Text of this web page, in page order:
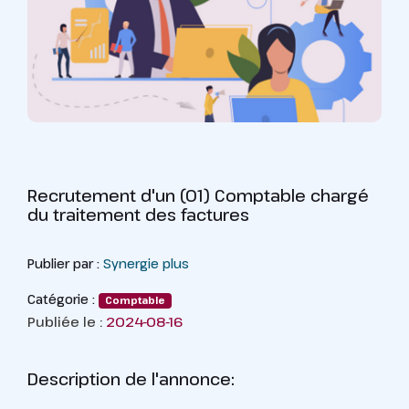
Recrutement d'un (01) Comptable chargé
du traitement des factures
Publier par : Synergie plus
Catégorie : Comptable
Publiée le : 2024-08-16
Description de l'annonce: